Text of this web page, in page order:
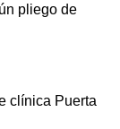
pliego de
clínica Puerta